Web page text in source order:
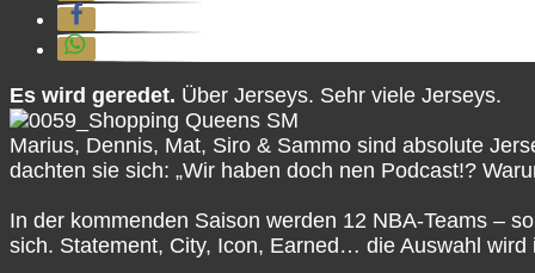
Es wird geredet. Über Jerseys. Sehr viele Jerseys.
Marius, Dennis, Mat, Siro & Sammo sind absolute
dachten sie sich: „Wir haben doch nen Podcast!?
In der kommenden Saison werden 12 NBA-Teams –
sich. Statement, City, Icon, Earned… die Auswahl